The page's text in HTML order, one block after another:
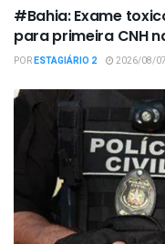
#Bahia: Exame
para primeira CNH
PORESTAGIÁRIO 2 2026/08/07